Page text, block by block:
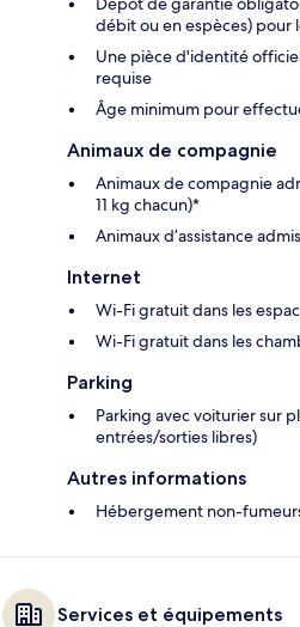
débit ou en espèces) pour
Une pièce d'identité
requise
Âge minimum pour
Animaux de compagnie
Animaux de compagnie
11 kg chacun)*
Animaux d’assistance admis
Internet
Wi-Fi gratuit dans les
Wi-Fi gratuit dans les
Parking
Parking avec voiturier sur
entrées/sorties libres)
Autres informations
Hébergement non-
Services et équipements